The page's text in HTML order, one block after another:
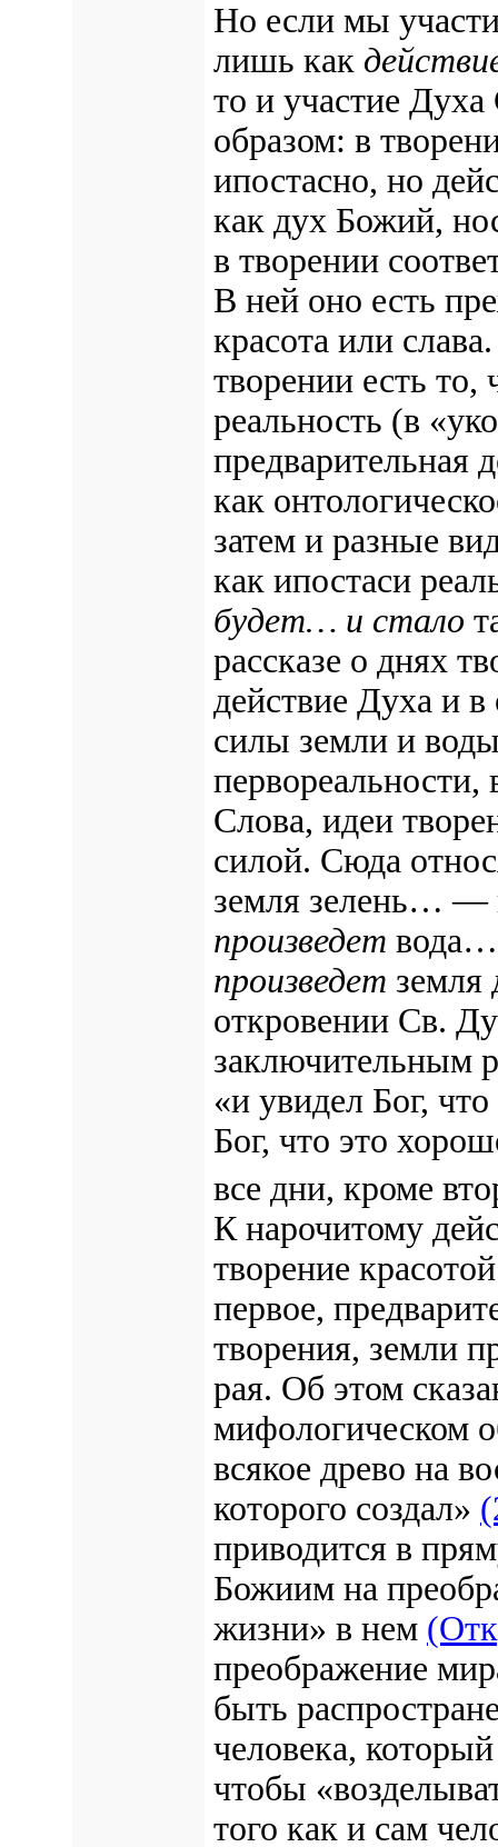
Но если мы
лишь как
то и участие
образом: в
ипостасно, но
как дух Божий,
в творении
В ней оно есть
красота или
творении есть то,
реальность (в
предварительная
как
затем и разные
как ипостаси
будет… и стало
рассказе о днях
действие Духа и
силы земли и
первореальности,
Слова, идеи
силой. Сюда
земля зелень… —
произведет вода…
произведет
откровении Св.
заключительным
«и увидел Бог,
Бог, что это
все дни, кроме
К нарочитому
творение
первое,
творения, земли
рая. Об этом
мифологическом
всякое древо на
которого создал»
приводится в
Божиим на
жизни» в нем
преображение
быть
человека,
чтобы
того как и сам